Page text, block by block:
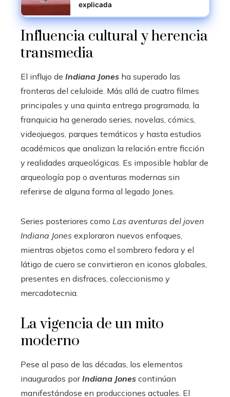
explicada
Influencia cultural y herencia
transmedia
El influjo de Indiana Jones ha superado las
fronteras del celuloide. Más allá de cuatro filmes
principales y una quinta entrega programada, la
franquicia ha generado series, novelas, cómics,
videojuegos, parques temáticos y hasta estudios
académicos que analizan la relación entre ficción
y realidades arqueológicas. Es imposible hablar de
arqueología pop o aventuras modernas sin
referirse de alguna forma al legado Jones.
Series posteriores como Las aventuras del joven
Indiana Jones exploraron nuevos enfoques,
mientras objetos como el sombrero fedora y el
látigo de cuero se convirtieron en iconos globales,
presentes en disfraces, coleccionismo y
mercadotecnia.
La vigencia de un mito
moderno
Pese al paso de las décadas, los elementos
inaugurados porIndiana Jones continúan
manifestándose en producciones actuales. El